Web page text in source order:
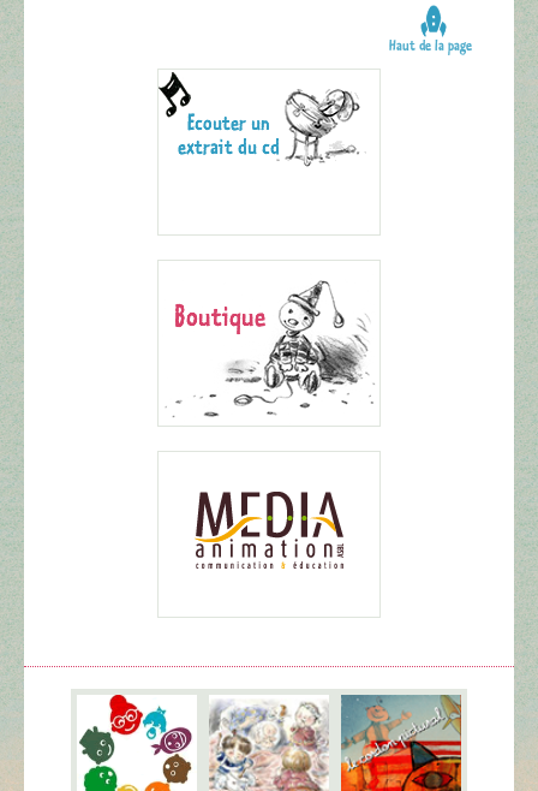
Haut de la page